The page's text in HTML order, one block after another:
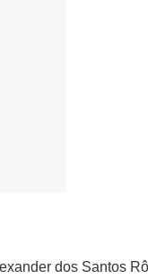
dos Santos